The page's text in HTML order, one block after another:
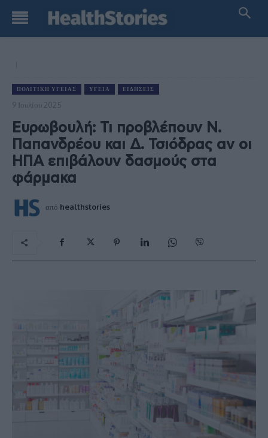
ΠΟΛΙΤΙΚΉ ΥΓΕΊΑΣ ΥΓΕΊΑ ΕΙΔΉΣΕΙΣ
9 Ιουλίου 2025
Ευρωβουλή: Τι προβλέπουν Ν.
Παπανδρέου και Δ. Τσιόδρας αν οι
ΗΠΑ επιβάλουν δασμούς στα
φάρμακα
από healthstories